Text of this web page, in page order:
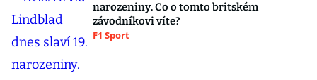
narozeniny. Co o tomto britském
závodníkovi víte?
F1 Sport